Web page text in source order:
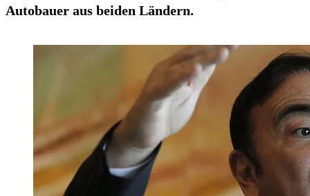
Autobauer aus beiden Ländern.